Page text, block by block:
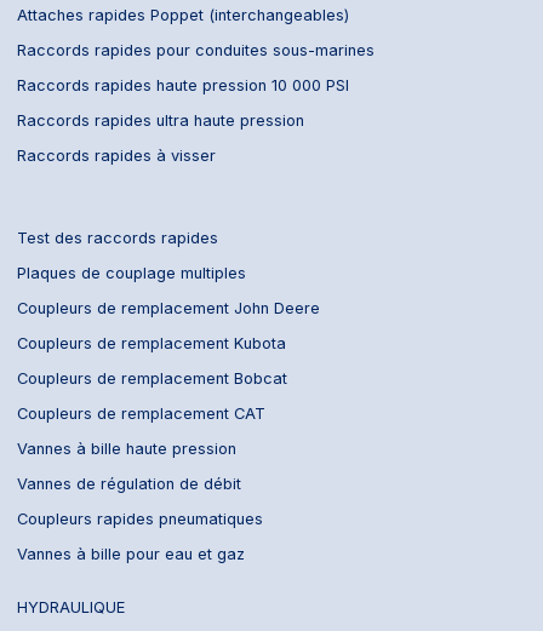
Attaches rapides Poppet (interchangeables)
Raccords rapides pour conduites sous-marines
Raccords rapides haute pression 10 000 PSI
Raccords rapides ultra haute pression
Raccords rapides à visser
Test des raccords rapides
Plaques de couplage multiples
Coupleurs de remplacement John Deere
Coupleurs de remplacement Kubota
Coupleurs de remplacement Bobcat
Coupleurs de remplacement CAT
Vannes à bille haute pression
Vannes de régulation de débit
Coupleurs rapides pneumatiques
Vannes à bille pour eau et gaz
HYDRAULIQUE